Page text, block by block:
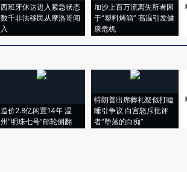
西班牙休达进入紧急状态
数千非法移民从摩洛哥闯
入
加沙上百万流离失所者困
于“塑料烤箱” 高温引发健
康危机
造价2.8亿闲置14年 温
州“明珠七号”邮轮侧翻
特朗普出席葬礼疑似打瞌
睡引争议 白宫怒斥批评
者“堕落的白痴”